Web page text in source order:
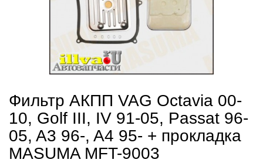
Фильтр АКПП VAG Octavia 00-
10, Golf III, IV 91-05, Passat 96-
05, A3 96-, A4 95- + прокладка
MASUMA MFT-9003